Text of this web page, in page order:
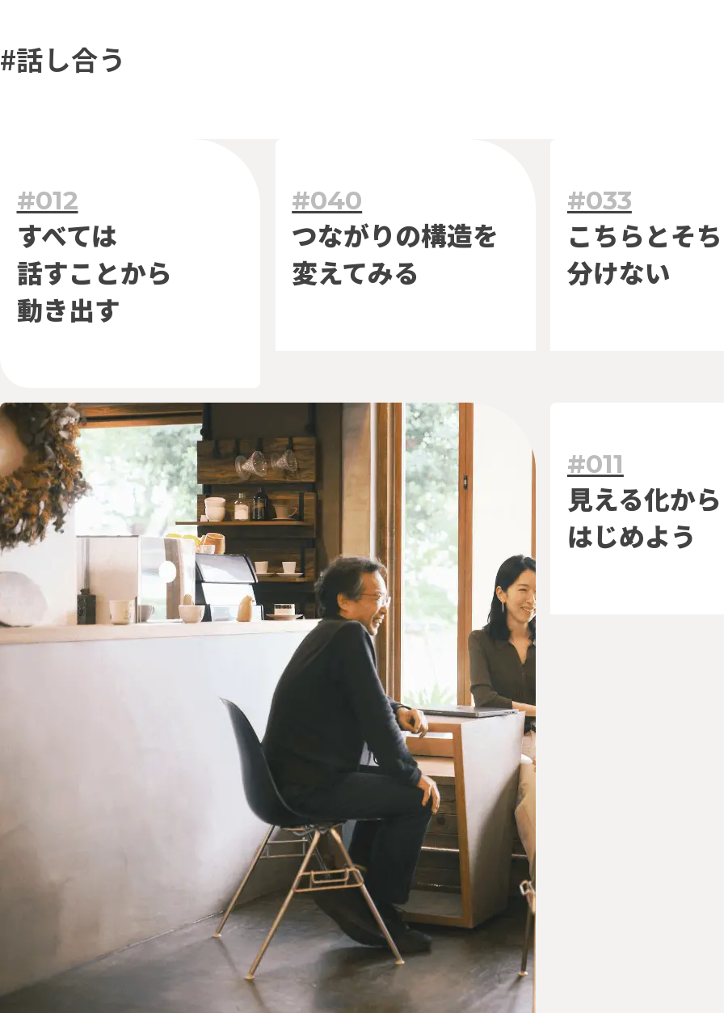
トップページ renについて
なぜつながり？
メンバー
SNAPについて
会社のこと
できること
プロジェクト
組織デザイン
事業デザイン
コミュニケーションデザイン
読みもの
renの会社案内
#話し合う
#012
すべては
話すことから
動き出す
#040
つながりの構造を
変えてみる
#033
こちらとそ
分けない
#011
見える化から
はじめよう